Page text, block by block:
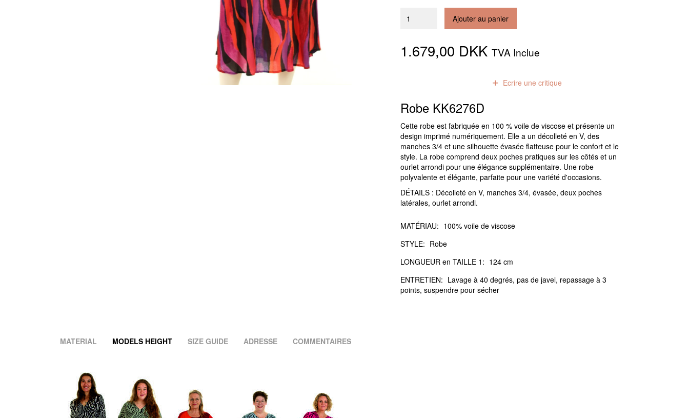
Ajouter au panier
1.679,00 DKKTVA Inclue
Ecrire une critique
Robe KK6276D
Cette robe est fabriquée en 100 % voile de viscose et présente un
design imprimé numériquement. Elle a un décolleté en V, des
manches 3/4 et une silhouette évasée flatteuse pour le confort et le
style. La robe comprend deux poches pratiques sur les côtés et un
ourlet arrondi pour une élégance supplémentaire. Une robe
polyvalente et élégante, parfaite pour une variété d'occasions.
DÉTAILS : Décolleté en V, manches 3/4, évasée, deux poches
latérales, ourlet arrondi.
MATÉRIAU: 100% voile de viscose
STYLE: Robe
LONGUEUR en TAILLE 1: 124 cm
ENTRETIEN: Lavage à 40 degrés, pas de javel, repassage à 3
points, suspendre pour sécher
MATERIAL MODELS HEIGHT SIZE GUIDE ADRESSE COMMENTAIRES